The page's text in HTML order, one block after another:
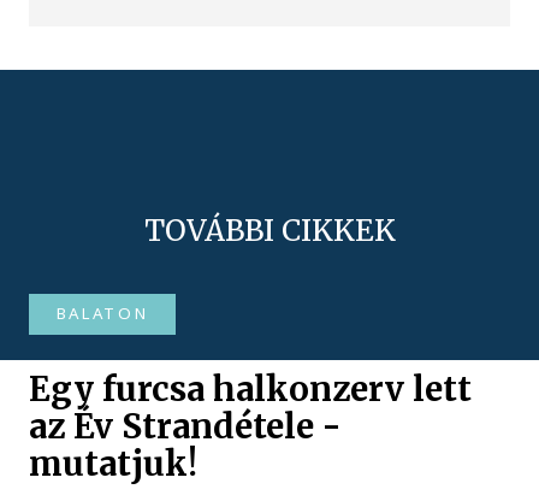
TOVÁBBI CIKKEK
BALATON
Egy furcsa halkonzerv lett
az Év Strandétele -
mutatjuk!